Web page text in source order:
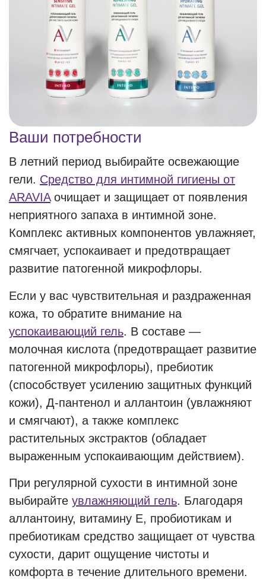
Ваши потребности
В летний период выбирайте освежающие
гели. Средство для интимной гигиены от
ARAVIAочищает и защищает от появления
неприятного запаха в интимной зоне.
Комплекс активных компонентов увлажняет,
смягчает, успокаивает и предотвращает
развитие патогенной микрофлоры.
Если у вас чувствительная и раздраженная
кожа, то обратите внимание на
успокаивающий гель. В составе —
молочная кислота (предотвращает развитие
патогенной микрофлоры), пребиотик
(способствует усилению защитных функций
кожи), Д-пантенол и аллантоин (увлажняют
и смягчают), а также комплекс
растительных экстрактов (обладает
выраженным успокаивающим действием).
При регулярной сухости в интимной зоне
выбирайте увлажняющий гель. Благодаря
аллантоину, витамину Е, пробиотикам и
пребиотикам средство защищает от чувства
сухости, дарит ощущение чистоты и
комфорта в течение длительного времени.